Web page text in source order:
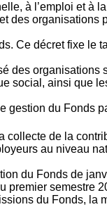
à l’emploi et à
des organisations
Ce décret fixe le
des
social, ainsi que
gestion du Fonds
collecte de la
au niveau
du Fonds de
semestre
du Fonds, la